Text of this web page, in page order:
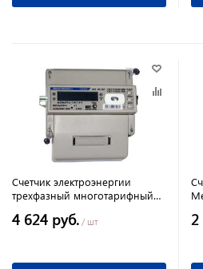
Счетчик электроэнергии
трехфазный многотарифный
280889
4 624 руб. / шт 2